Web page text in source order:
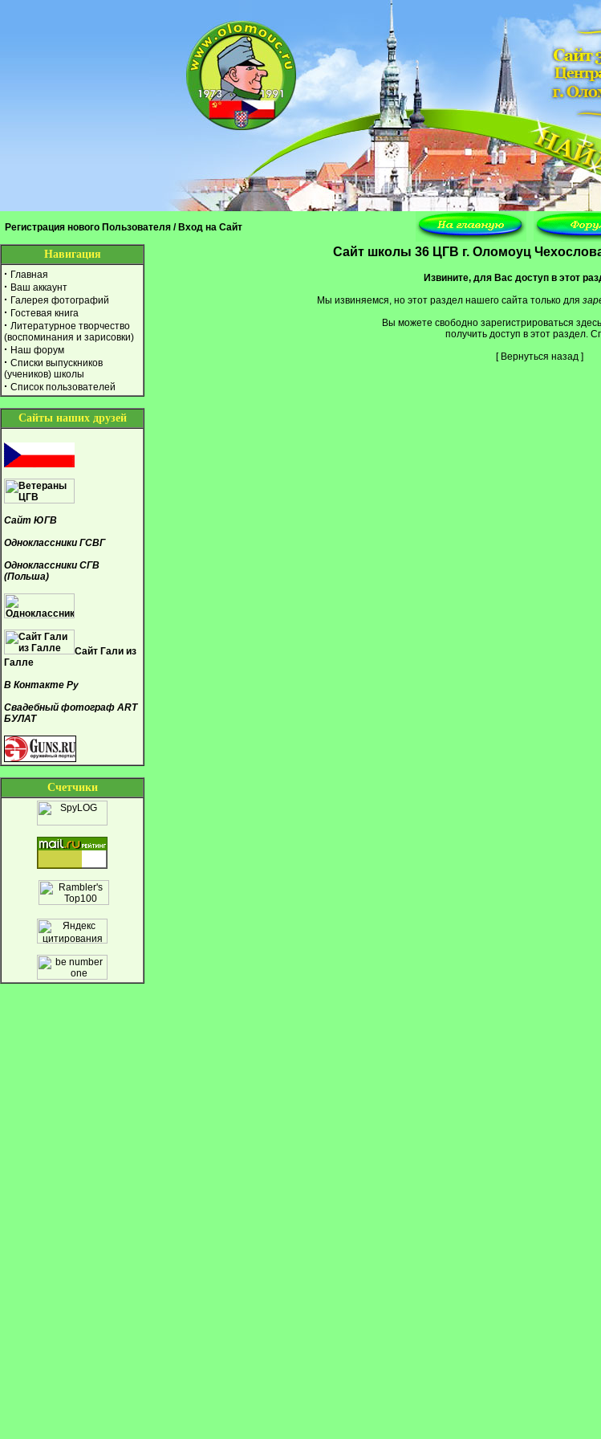
Регистрация нового Пользователя / Вход на Сайт
Навигация
· Главная
· Ваш аккаунт
· Галерея фотографий
· Гостевая книга
· Литературное творчество
(воспоминания и зарисовки)
· Наш форум
· Списки выпускников
(учеников) школы
· Список пользователей
Сайты наших друзей
Сайт ЮГВ
Одноклассники ГСВГ
Одноклассники СГВ
(Польша)
Сайт Гали из
Галле
В Контакте Ру
Свадебный фотограф ART
БУЛАТ
Cчетчики
Cайт школы 36 ЦГВ г. Оломоуц
Извините, для Вас доступ в этот
Мы извиняемся, но этот раздел нашего сайта только для
Вы можете свободно зарегистрироваться здесь
получить доступ в этот раздел.
[ Вернуться назад]